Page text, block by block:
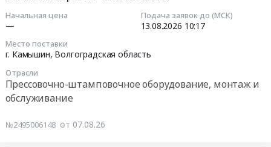
Услуги ЖКХ
Социальные услуги
Начальная цена
—
Подача заявок до (МСК)
13.08.2026 10:17
Место поставки
г. Камышин, Волгоградская область
Отрасли
Прессовочно-штамповочное оборудование, монтаж и
обслуживание
№2495006148 от 07.08.26